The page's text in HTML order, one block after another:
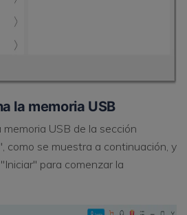
la memoria USB
USB de la sección
como se muestra a continuación, y
para comenzar la